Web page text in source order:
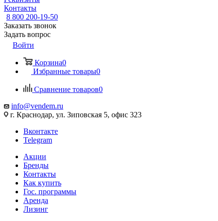
Контакты
8 800 200-19-50
Заказать звонок
Задать вопрос
Войти
Корзина0
Избранные товары0
Сравнение товаров0
info@vendem.ru
г. Краснодар, ул. Зиповская 5, офис 323
Вконтакте
Telegram
Акции
Бренды
Контакты
Как купить
Гос. программы
Аренда
Лизинг